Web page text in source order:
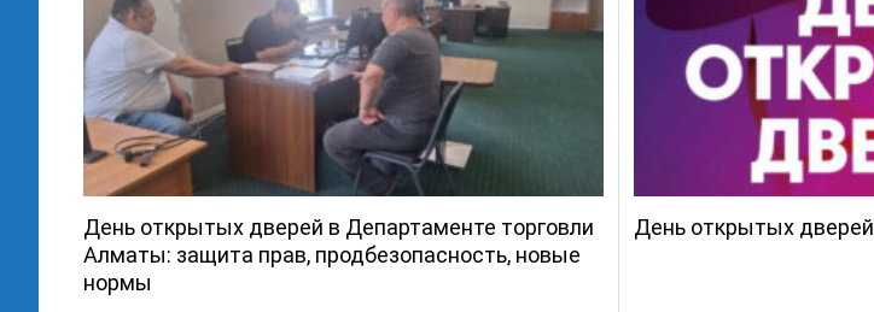
День открытых дверей в Департаменте торговли
Алматы: защита прав, продбезопасность, новые
нормы
День открытых дверей